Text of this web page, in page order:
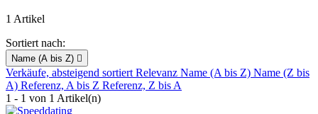
1 Artikel
Sortiert nach:
Name (A bis Z) 
Verkäufe, absteigend sortiertRelevanz Name (A bis Z) Name (Z bis
A) Referenz, A bis Z Referenz, Z bis A
1 - 1 von 1 Artikel(n)